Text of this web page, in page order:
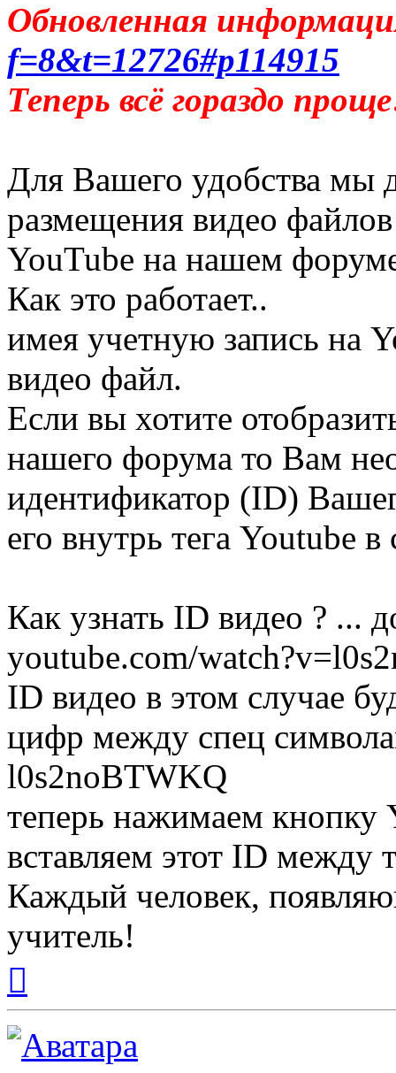
Обновленная
f=8&t=12726#p114915
Теперь всё гораздо
Для Вашего удобства мы
размещения видео
YouTube на нашем
Как это работает..
имея учетную запись на
видео файл.
Если вы хотите
нашего форума то Вам
идентификатор (ID)
его внутрь тега Youtube
Как узнать ID видео ? ...
youtube.com/
ID видео в этом случае
цифр между спец
l0s2noBTWKQ
теперь нажимаем кнопку
вставляем этот ID между
Каждый человек,
учитель!
началу